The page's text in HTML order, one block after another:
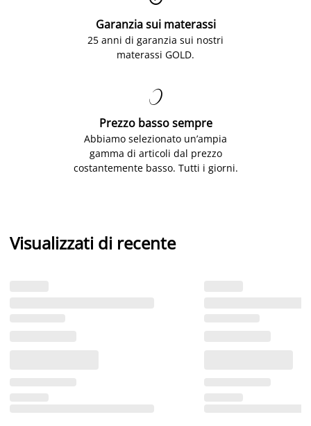
Garanzia sui materassi
25 anni di garanzia sui nostri
materassi GOLD.

Prezzo basso sempre
Abbiamo selezionato un’ampia
gamma di articoli dal prezzo
costantemente basso. Tutti i giorni.
Visualizzati di recente